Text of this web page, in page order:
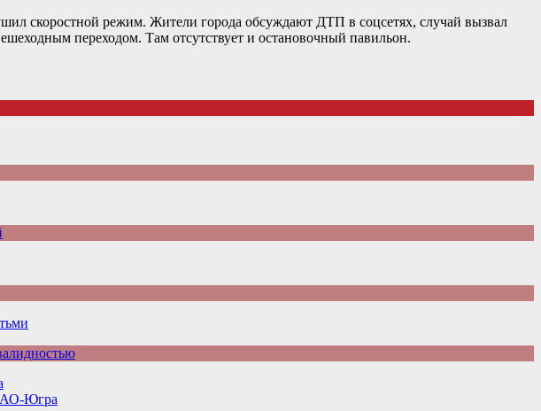
скоростной режим. Жители города обсуждают ДТП в соцсетях, случай вызвал
переходом. Там отсутствует и остановочный павильон.